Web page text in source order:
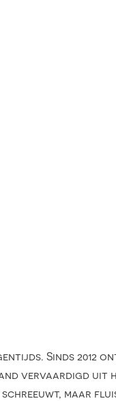
Sinds 2012
vervaardigd
maar